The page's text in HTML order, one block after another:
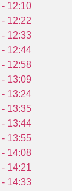
12:10 - הרפתקאות פיטר הארנב 2
12:22 - סמי הכבאי 9
12:33 - סמי הכבאי עונה 14
12:44 - מולי וצומי פרקים חדשים!
12:58 - הלו קיטי - סופר סטייל! חדש!
13:09 - אליס ולואיס
13:24 - קודי קא-פאו
13:35 - יובל המבולבל מר עגבניה עונה 4 (ש''ס)
13:44 - כוח סמאש!
13:55 - הנסיך הקטן וחברים!
14:08 - פטרוניקס
14:21 - הרפתקאות פיטר הארנב 2
14:33 - מטוסי על עונה 4 - כוח טורבו